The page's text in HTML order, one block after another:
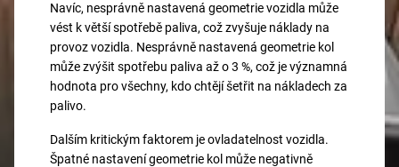
Navíc, nesprávně nastavená geometrie vozidla může
vést k větší spotřebě paliva, což zvyšuje náklady na
provoz vozidla. Nesprávně nastavená geometrie kol
může zvýšit spotřebu paliva až o 3 %, což je významná
hodnota pro všechny, kdo chtějí šetřit na nákladech za
palivo.
Dalším kritickým faktorem je ovladatelnost vozidla.
Špatné nastavení geometrie kol může negativně